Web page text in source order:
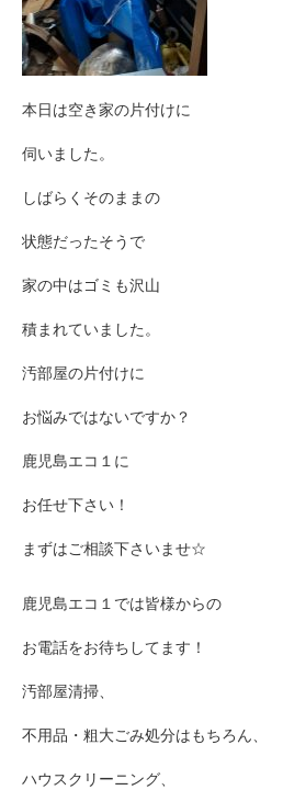
本日は空き家の片付けに
伺いました。
しばらくそのままの
状態だったそうで
家の中はゴミも沢山
積まれていました。
汚部屋の片付けに
お悩みではないですか？
鹿児島エコ１に
お任せ下さい！
まずはご相談下さいませ☆
鹿児島エコ１では皆様からの
お電話をお待ちしてます！
汚部屋清掃、
不用品・粗大ごみ処分はもちろん、
ハウスクリーニング、